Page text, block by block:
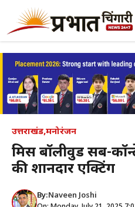
content
उत्तराखंड,मनोरंजन
मिस बॉलीवुड सब-
की शानदार एक्टिंग
By:Naveen Joshi